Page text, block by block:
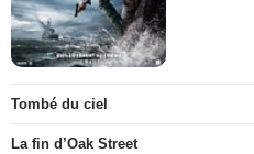
Tombé du ciel
La fin d’Oak Street